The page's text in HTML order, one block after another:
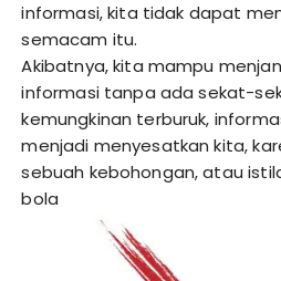
informasi, kita tidak dapat
semacam itu.
Akibatnya, kita mampu
informasi tanpa ada sekat-
kemungkinan terburuk,
menjadi menyesatkan kita,
sebuah kebohongan, atau
bola